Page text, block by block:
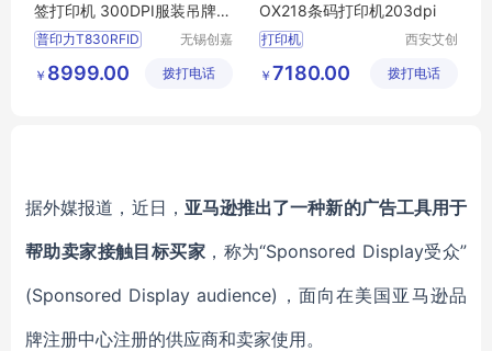
签打印机 300DPI服装吊牌打
印机
普印力T830RFID
T830RFID打印机
无锡创嘉
限公司
￥ 8999.00 拨打电话
OX218条码打印机203dpi
打印机
西安艾创
有限公司
￥ 7180.00 拨打电话
据外媒报道，近日， 亚马逊推出了一种新的广告工具用于
帮助卖家接触目标买家 ，称为“Sponsored Display受众”
(Sponsored Display audience)，面向在美国亚马逊品
牌注册中心注册的供应商和卖家使用。